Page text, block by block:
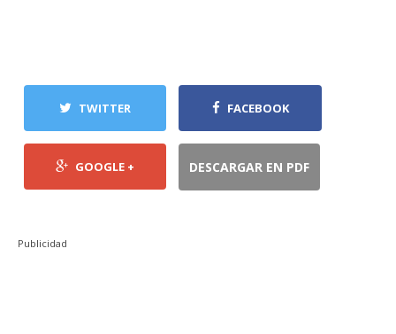
TWITTER FACEBOOK
GOOGLE + DESCARGAR EN PDF
Publicidad